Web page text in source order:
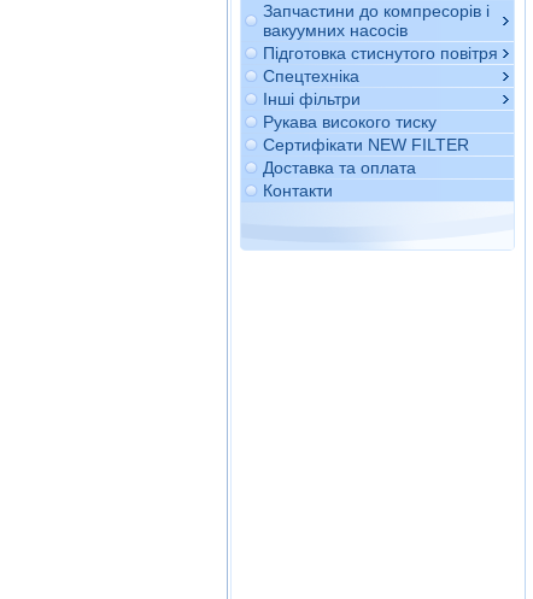
Запчастини до компресорів і
вакуумних насосів
Підготовка стиснутого повітря
Спецтехніка
Інші фільтри
Рукава високого тиску
Сертифікати NEW FILTER
Доставка та оплата
Контакти